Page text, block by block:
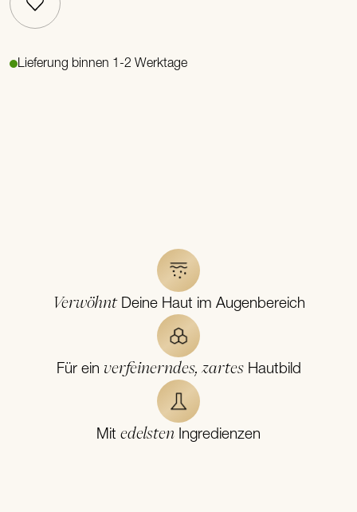
Lieferung binnen 1-2 Werktage
VerwöhntDeine Haut im Augenbereich
Für ein verfeinerndes, zartesHautbild
Mit edelsten Ingredienzen